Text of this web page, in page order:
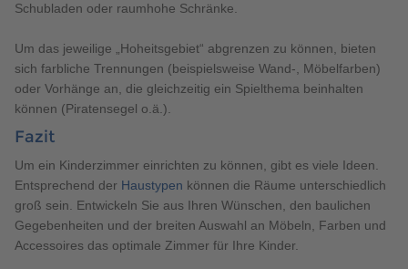
Schubladen oder raumhohe Schränke.
Um das jeweilige „Hoheitsgebiet“ abgrenzen zu können, bieten
sich farbliche Trennungen (beispielsweise Wand-, Möbelfarben)
oder Vorhänge an, die gleichzeitig ein Spielthema beinhalten
können (Piratensegel o.ä.).
Fazit
Um ein Kinderzimmer einrichten zu können, gibt es viele Ideen.
Entsprechend der Haustypen können die Räume unterschiedlich
groß sein. Entwickeln Sie aus Ihren Wünschen, den baulichen
Gegebenheiten und der breiten Auswahl an Möbeln, Farben und
Accessoires das optimale Zimmer für Ihre Kinder.